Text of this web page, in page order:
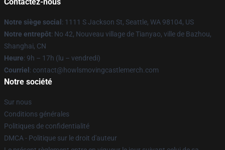
Notre siège social : 1111 S Jackson St, Seattle, WA 98104, US
Notre entrepôt: No 42, Nouveau village de Tianyao, ville de Bazhou,
Shanghai, CN
Heure: 9h – 17h (lu – vendredi)
Courriel : contact@howlsmovingcastlemerch.com
Notre société
Sur nous
Conditions générales
Politiques de confidentialité
DMCA - Politique sur le droit d'auteur